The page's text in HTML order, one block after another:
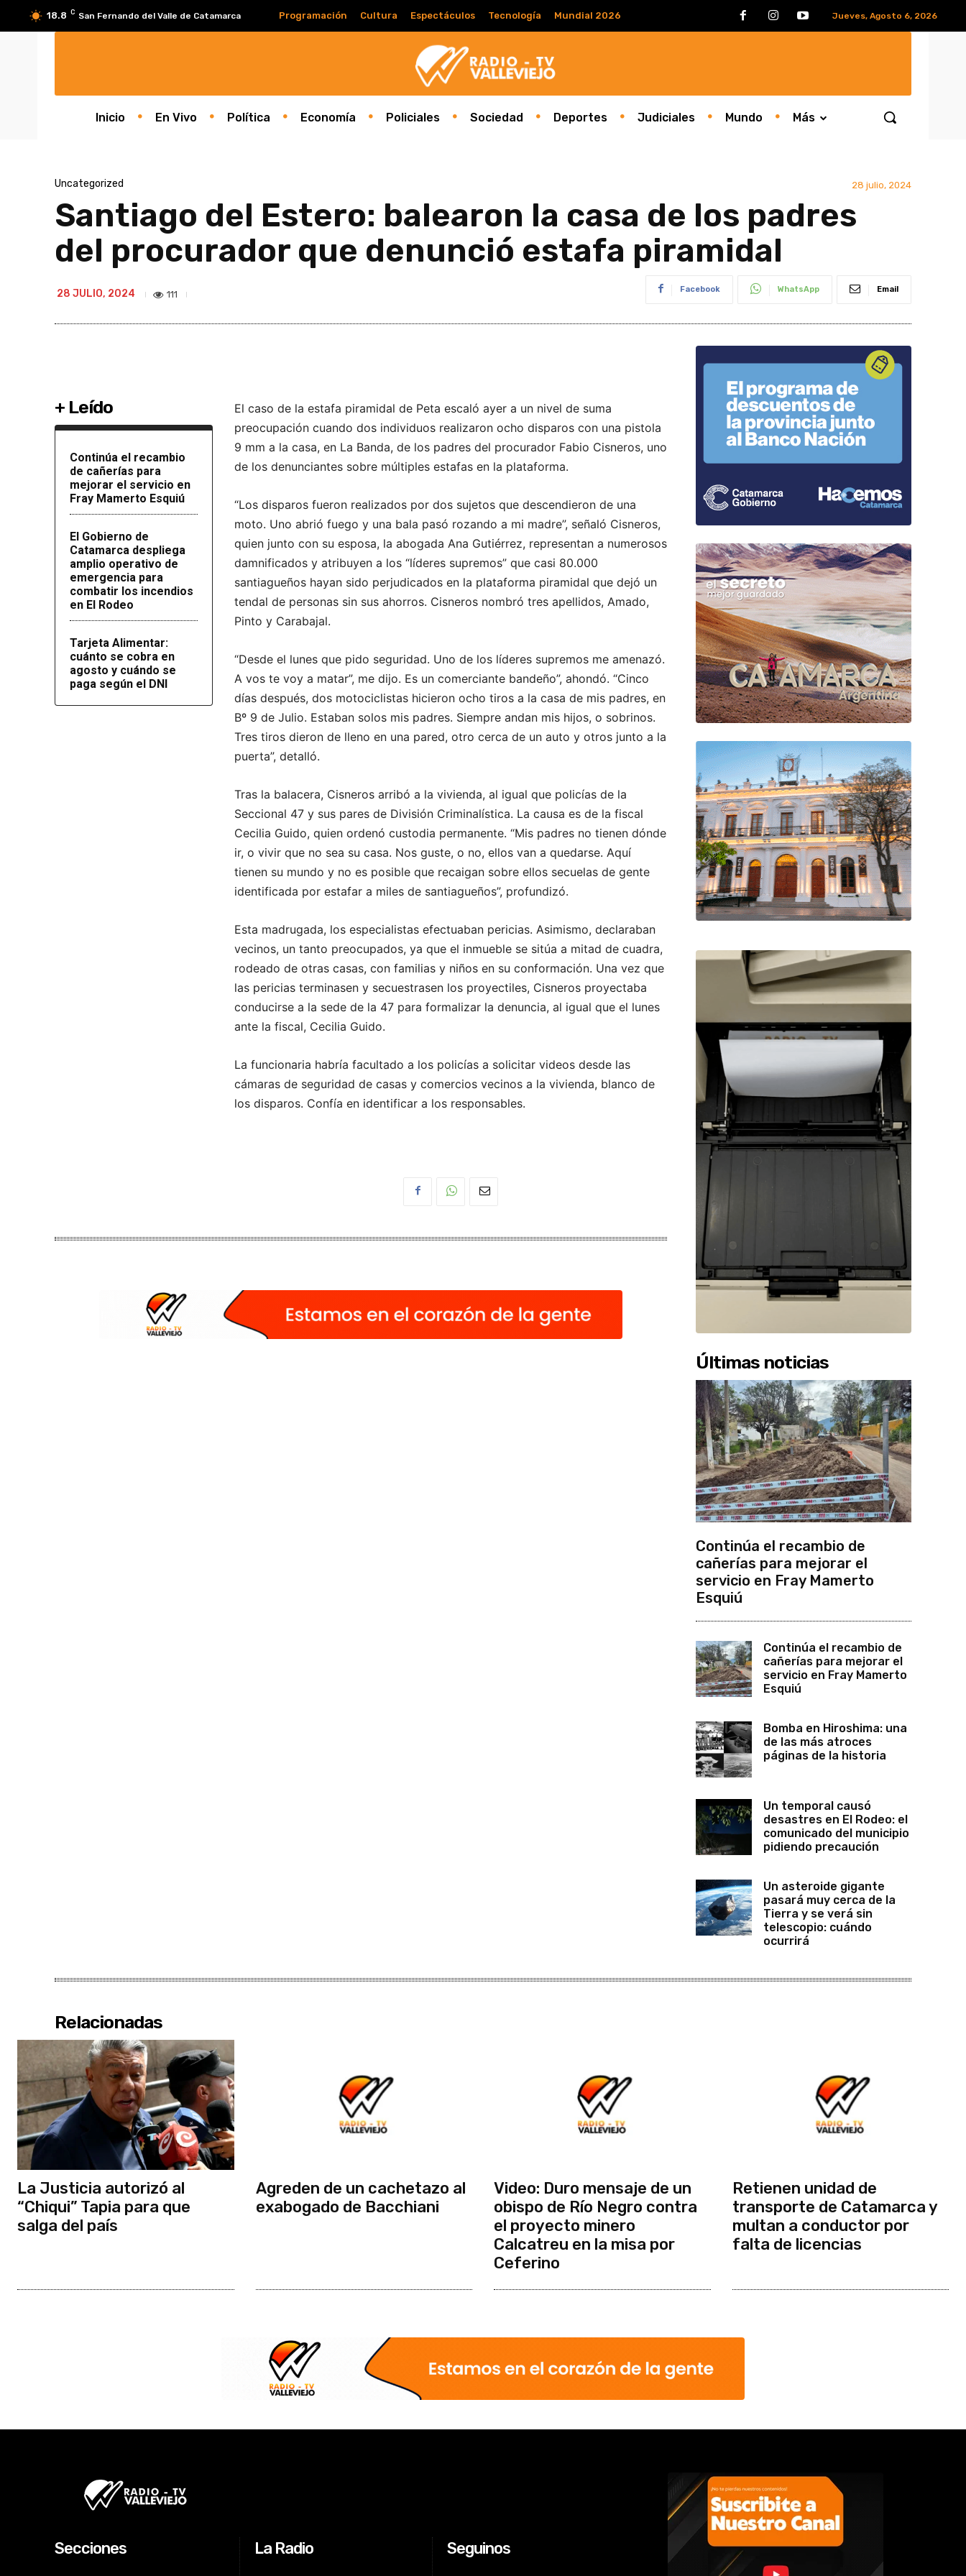
Jueves, Agosto 6, 2026
18.8 C San Fernando del Valle de Catamarca Programación Cultura Espectáculos Tecnología Mundial 2026
Inicio En Vivo Política Economía Policiales Sociedad Deportes Judiciales Mundo Más
Uncategorized 28 julio, 2024
Santiago del Estero: balearon la casa de los padres
del procurador que denunció estafa piramidal
28 JULIO, 2024 111 Facebook WhatsApp Email
+ Leído
Continúa el recambio
de cañerías para
mejorar el servicio en
Fray Mamerto Esquiú
El Gobierno de
Catamarca despliega
amplio operativo de
emergencia para
combatir los incendios
en El Rodeo
Tarjeta Alimentar:
cuánto se cobra en
agosto y cuándo se
paga según el DNI
El caso de la estafa piramidal de Peta escaló ayer a un nivel de suma
preocupación cuando dos individuos realizaron ocho disparos con una pistola
9 mm a la casa, en La Banda, de los padres del procurador Fabio Cisneros, uno
de los denunciantes sobre múltiples estafas en la plataforma.
“Los disparos fueron realizados por dos sujetos que descendieron de una
moto. Uno abrió fuego y una bala pasó rozando a mi madre”, señaló Cisneros,
quien junto con su esposa, la abogada Ana Gutiérrez, representan a numerosos
damnificados y atribuyen a los “líderes supremos” que casi 80.000
santiagueños hayan sido perjudicados en la plataforma piramidal que dejó un
tendal de personas sin sus ahorros. Cisneros nombró tres apellidos, Amado,
Pinto y Carabajal.
“Desde el lunes que pido seguridad. Uno de los líderes supremos me amenazó.
A vos te voy a matar”, me dijo. Es un comerciante bandeño”, ahondó. “Cinco
días después, dos motociclistas hicieron ocho tiros a la casa de mis padres, en
Bº 9 de Julio. Estaban solos mis padres. Siempre andan mis hijos, o sobrinos.
Tres tiros dieron de lleno en una pared, otro cerca de un auto y otros junto a la
puerta”, detalló.
Tras la balacera, Cisneros arribó a la vivienda, al igual que policías de la
Seccional 47 y sus pares de División Criminalística. La causa es de la fiscal
Cecilia Guido, quien ordenó custodia permanente. “Mis padres no tienen dónde
ir, o vivir que no sea su casa. Nos guste, o no, ellos van a quedarse. Aquí
tienen su mundo y no es posible que recaigan sobre ellos secuelas de gente
identificada por estafar a miles de santiagueños”, profundizó.
Esta madrugada, los especialistas efectuaban pericias. Asimismo, declaraban
vecinos, un tanto preocupados, ya que el inmueble se sitúa a mitad de cuadra,
rodeado de otras casas, con familias y niños en su conformación. Una vez que
las pericias terminasen y secuestrasen los proyectiles, Cisneros proyectaba
conducirse a la sede de la 47 para formalizar la denuncia, al igual que el lunes
ante la fiscal, Cecilia Guido.
La funcionaria habría facultado a los policías a solicitar videos desde las
cámaras de seguridad de casas y comercios vecinos a la vivienda, blanco de
los disparos. Confía en identificar a los responsables.
Últimas noticias
Continúa el recambio de
cañerías para mejorar el
servicio en Fray Mamerto
Esquiú
Continúa el recambio de
cañerías para mejorar el
servicio en Fray Mamerto
Esquiú
Bomba en Hiroshima: una
de las más atroces
páginas de la historia
Un temporal causó
desastres en El Rodeo: el
comunicado del municipio
pidiendo precaución
Un asteroide gigante
pasará muy cerca de la
Tierra y se verá sin
telescopio: cuándo
ocurrirá
Relacionadas
La Justicia autorizó al
“Chiqui” Tapia para que
salga del país
Agreden de un cachetazo al
exabogado de Bacchiani
Video: Duro mensaje de un
obispo de Río Negro contra
el proyecto minero
Calcatreu en la misa por
Ceferino
Retienen unidad de
transporte de Catamarca y
multan a conductor por
falta de licencias
Secciones La Radio Seguinos